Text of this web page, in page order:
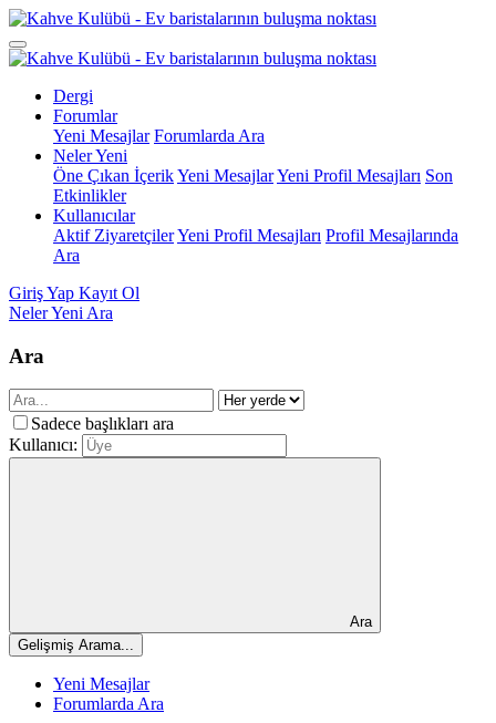
Dergi
Forumlar
Yeni Mesajlar Forumlarda Ara
Neler Yeni
Öne Çıkan İçerikYeni MesajlarYeni Profil Mesajları Son
Etkinlikler
Kullanıcılar
Aktif ZiyaretçilerYeni Profil Mesajları Profil Mesajlarında
Ara
Giriş Yap Kayıt Ol
Neler Yeni Ara
Ara
Sadece başlıkları ara
Kullanıcı:
Ara
Gelişmiş Arama...
Yeni Mesajlar
Forumlarda Ara